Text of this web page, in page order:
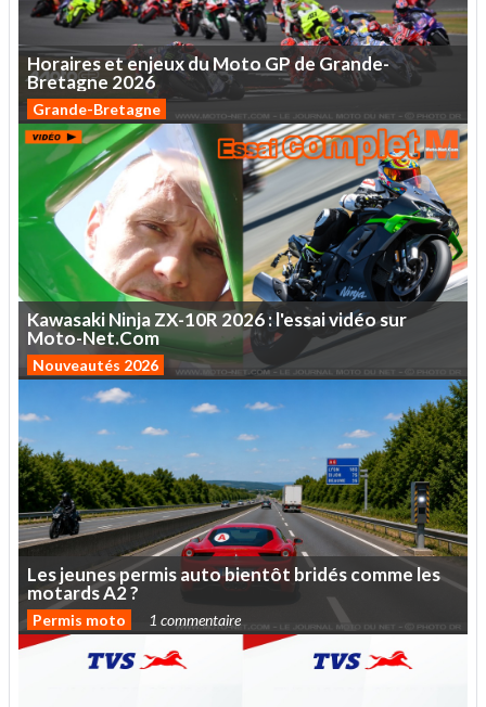
HorairesetenjeuxduMotoGPdeGrande-
Bretagne 2026
Grande-Bretagne
KawasakiNinjaZX-10R2026:l'essaividéosur
Moto-Net.Com
Nouveautés 2026
Lesjeunespermisautobientôt bridéscommeles
motardsA2?
Permis moto 1 commentaire